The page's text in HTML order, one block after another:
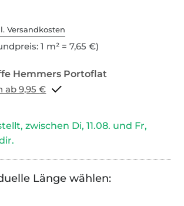
Versandkosten
1 m² = 7,65 €)
Portoflat schon ab 9,95 €
zwischen Di, 11.08. und Fr,
Länge wählen: